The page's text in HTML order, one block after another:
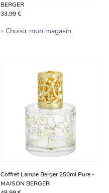
BERGER
33,99 €
Choisir mon magasin
Coffret Lampe Berger 250ml Pure -
MAISON BERGER